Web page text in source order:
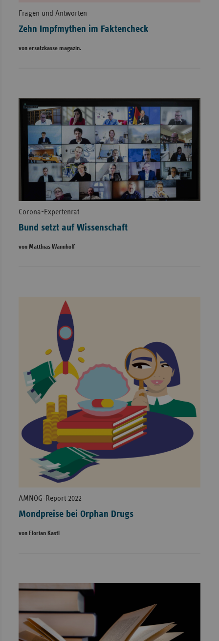
Fragen und Antworten
Zehn Impfmythen im Faktencheck
von ersatzkasse magazin.
Corona-Expertenrat
Bund setzt auf Wissenschaft
von Matthias Wannhoff
AMNOG-Report 2022
Mondpreise bei Orphan Drugs
von Florian Kastl